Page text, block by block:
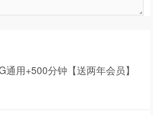
用+500分钟【送两年会员】